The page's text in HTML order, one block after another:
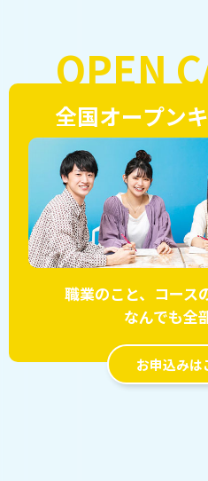
OPEN
全国オープン
職業のこと、コース
なんでも全
お申込みは